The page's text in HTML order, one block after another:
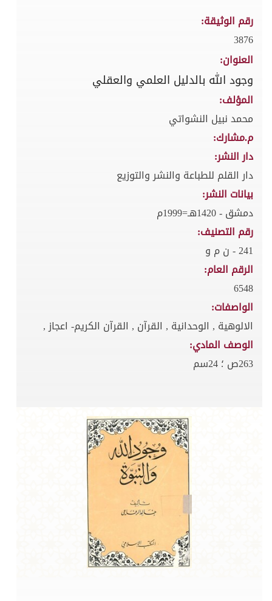
رقم الوثيقة:
3876
العنوان:
وجود الله بالدليل العلمي والعقلي
المؤلف:
محمد نبيل النشواتي
م.مشارك:
دار النشر:
دار القلم للطباعة والنشر والتوزيع
بيانات النشر:
دمشق - 1420هـ=1999م
رقم التصنيف:
241 - ن م و
الرقم العام:
6548
الواصفات:
الالوهية , الوحدانية , القرآن , القرآن الكريم- اعجاز ,
الوصف المادي:
263ص ؛ 24سم